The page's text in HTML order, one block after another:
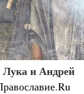
и Андрей